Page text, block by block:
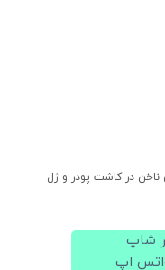
در کاشت پودر و ژل
شاپ
واتس اپ